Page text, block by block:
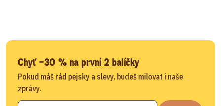
Chyť −30 % na první 2 balíčky
Pokud máš rád pejsky a slevy, budeš milovat i naše
zprávy.